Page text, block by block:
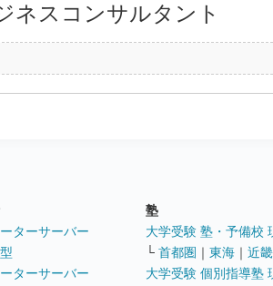
ネスコンサルタント
ターサーバー
ターサーバー
塾
大学受験 塾・予備校
└ 首都圏 ｜ 東海 ｜ 近畿
大学受験 個別指導塾